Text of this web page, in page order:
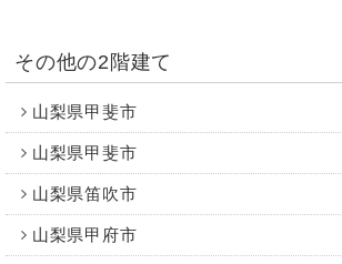
その他の2階建て
山梨県甲斐市
山梨県甲斐市
山梨県笛吹市
山梨県甲府市